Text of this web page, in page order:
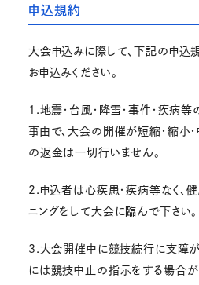
申込規約
大会申込みに際して、下記の申込
お申込みください。
1.地震・台風・降雪・事件・疾病
事由で、大会の開催が短縮・縮小
の返金は一切行いません。
2.申込者は心疾患・疾病等なく、
ニングをして大会に臨んで下さい。
3.大会開催中に競技続行に支障
には競技中止の指示をする場合が